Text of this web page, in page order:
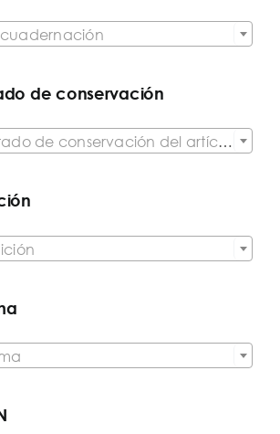
de conservación
Cualquier Estado de conservación del artículo